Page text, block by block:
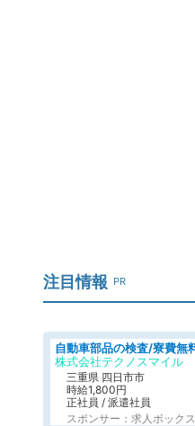
注目情報 PR
株式会社テクノスマイル
三重県 四日市市
時給1,800円
正社員 / 派遣社員
スポンサー：求人ボックス